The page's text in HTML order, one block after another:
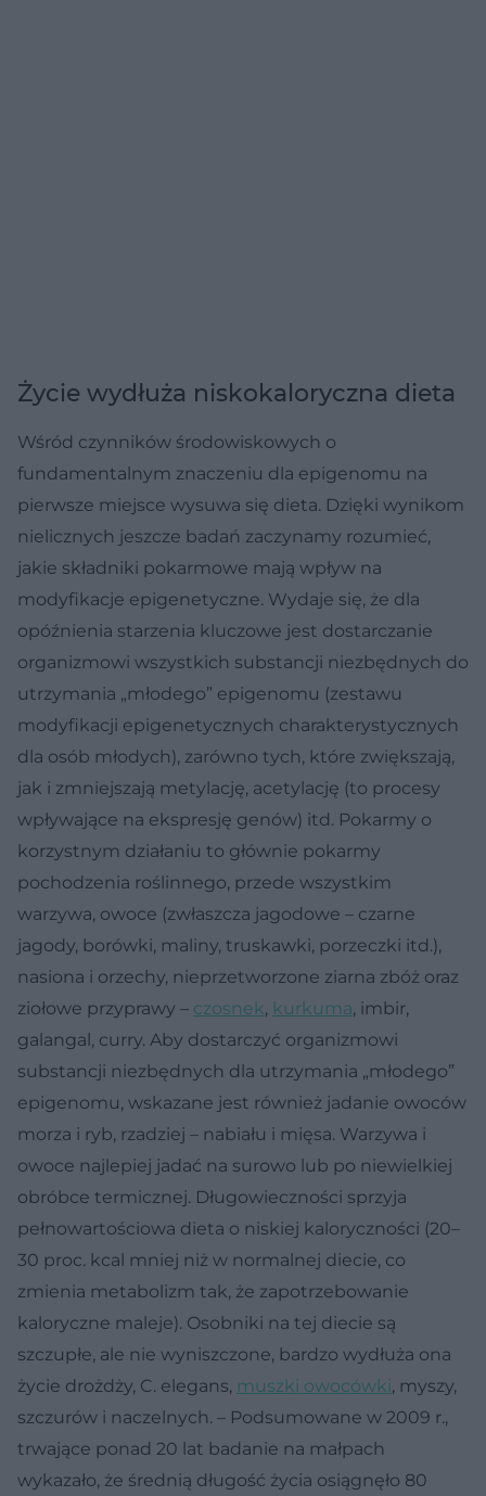
Życie wydłuża niskokaloryczna dieta
Wśród czynników środowiskowych o
fundamentalnym znaczeniu dla epigenomu na
pierwsze miejsce wysuwa się dieta. Dzięki wynikom
nielicznych jeszcze badań zaczynamy rozumieć,
jakie składniki pokarmowe mają wpływ na
modyfikacje epigenetyczne. Wydaje się, że dla
opóźnienia starzenia kluczowe jest dostarczanie
organizmowi wszystkich substancji niezbędnych do
utrzymania „młodego” epigenomu (zestawu
modyfikacji epigenetycznych charakterystycznych
dla osób młodych), zarówno tych, które zwiększają,
jak i zmniejszają metylację, acetylację (to procesy
wpływające na ekspresję genów) itd. Pokarmy o
korzystnym działaniu to głównie pokarmy
pochodzenia roślinnego, przede wszystkim
warzywa, owoce (zwłaszcza jagodowe – czarne
jagody, borówki, maliny, truskawki, porzeczki itd.),
nasiona i orzechy, nieprzetworzone ziarna zbóż oraz
ziołowe przyprawy – czosnek, kurkuma, imbir,
galangal, curry. Aby dostarczyć organizmowi
substancji niezbędnych dla utrzymania „młodego”
epigenomu, wskazane jest również jadanie owoców
morza i ryb, rzadziej – nabiału i mięsa. Warzywa i
owoce najlepiej jadać na surowo lub po niewielkiej
obróbce termicznej. Długowieczności sprzyja
pełnowartościowa dieta o niskiej kaloryczności (20–
30 proc. kcal mniej niż w normalnej diecie, co
zmienia metabolizm tak, że zapotrzebowanie
kaloryczne maleje). Osobniki na tej diecie są
szczupłe, ale nie wyniszczone, bardzo wydłuża ona
życie drożdży, C. elegans, muszki owocówki, myszy,
szczurów i naczelnych. – Podsumowane w 2009 r.,
trwające ponad 20 lat badanie na małpach
wykazało, że średnią długość życia osiągnęło 80